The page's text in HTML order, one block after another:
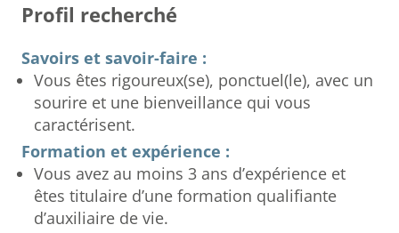
Profil recherché
Savoirs et savoir-faire :
Vous êtes rigoureux(se), ponctuel(le), avec un
sourire et une bienveillance qui vous
caractérisent.
Formation et expérience :
Vous avez au moins 3 ans d’expérience et
êtes titulaire d’une formation qualifiante
d’auxiliaire de vie.